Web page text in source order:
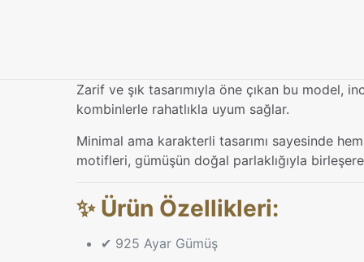
Zarif ve şık tasarımıyla öne çıkan bu model,
kombinlerle rahatlıkla uyum sağlar.
Minimal ama karakterli tasarımı sayesinde
motifleri, gümüşün doğal parlaklığıyla
✨ Ürün Özellikleri:
✔ 925 Ayar Gümüş